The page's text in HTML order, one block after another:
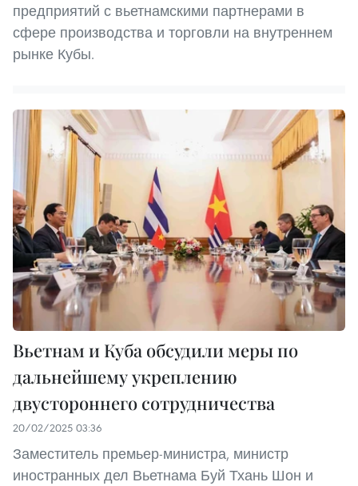
предприятий с вьетнамскими партнерами в
сфере производства и торговли на внутреннем
рынке Кубы.
Вьетнам и Куба обсудили меры по
дальнейшему укреплению
двустороннего сотрудничества
20/02/2025 03:36
Заместитель премьер-министра, министр
иностранных дел Вьетнама Буй Тхань Шон и